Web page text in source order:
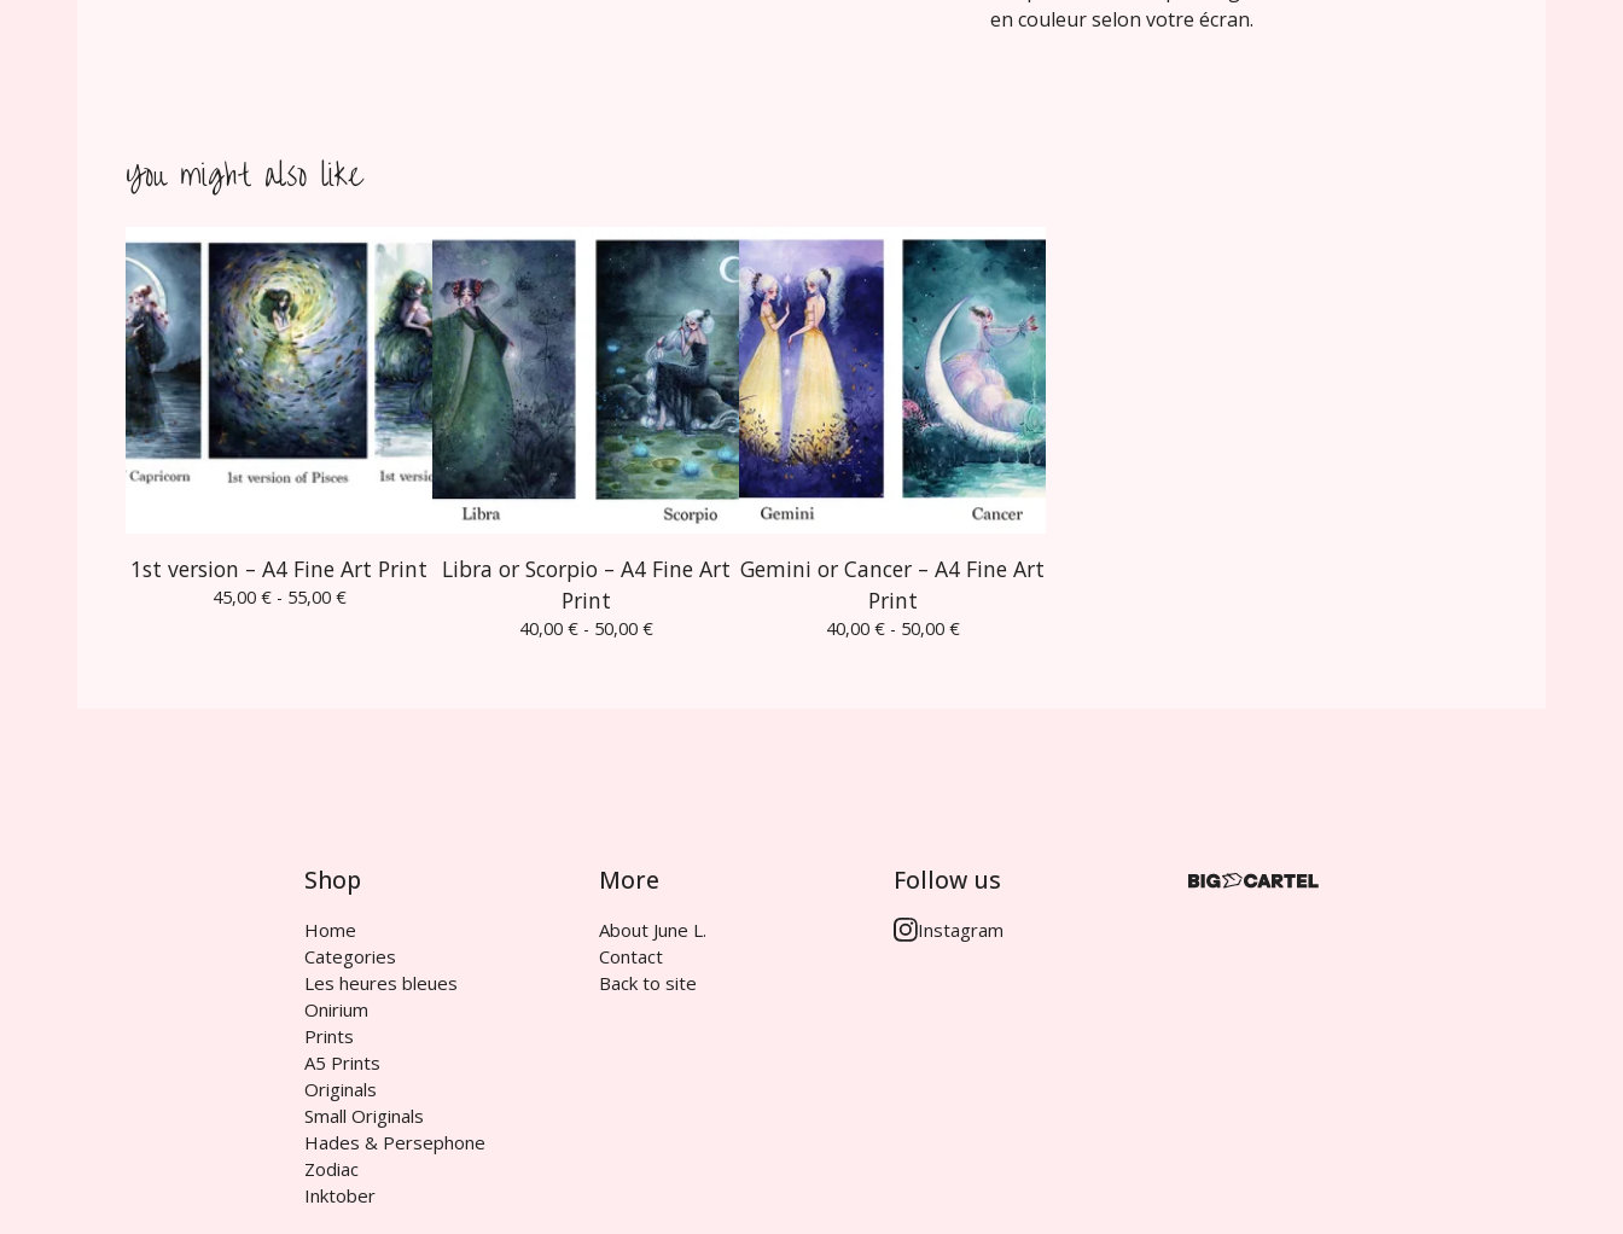
en couleur selon votre écran.
You might also like
1st version – A4 Fine Art Print
45,00 €- 55,00 €
Libra or Scorpio – A4 Fine Art
Print
40,00 €- 50,00 €
Gemini or Cancer – A4 Fine Art
Print
40,00 €- 50,00 €
Shop
Home
Categories
Les heures bleues
Onirium
Prints
A5 Prints
Originals
Small Originals
Hades & Persephone
Zodiac
Inktober
More
About June L.
Contact
Back to site
Follow us
Instagram